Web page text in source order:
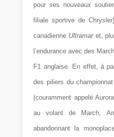
pour ses nouveaux
filiale sportive de
canadienne Ultramar et,
l’endurance avec des
F1 anglaise. En effet, à
des piliers du
(couramment appelé
au volant de March,
abandonnant la